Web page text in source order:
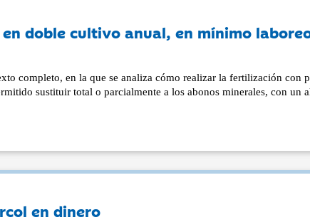
doble cultivo anual, en mínimo
completo, en la que se analiza cómo realizar la fertilización con
sustituir total o parcialmente a los abonos minerales, con un
en dinero